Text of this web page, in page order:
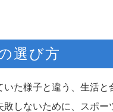
選び方
た様子と違う、生活
しないために、スポ